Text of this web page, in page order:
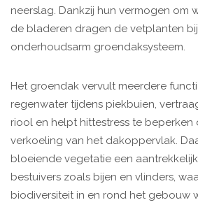
neerslag. Dankzij hun vermogen om
de bladeren dragen de vetplanten
onderhoudsarm groendaksysteem.
Het groendak vervult meerdere
regenwater tijdens piekbuien,
riool en helpt hittestress te
verkoeling van het dakoppervlak.
bloeiende vegetatie een
bestuivers zoals bijen en vlinders,
biodiversiteit in en rond het gebouw